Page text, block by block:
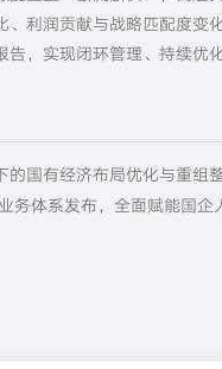
、利润贡献与战略匹配度
，实现闭环管理、持续优化
国有经济布局优化与重组
务体系发布，全面赋能国企